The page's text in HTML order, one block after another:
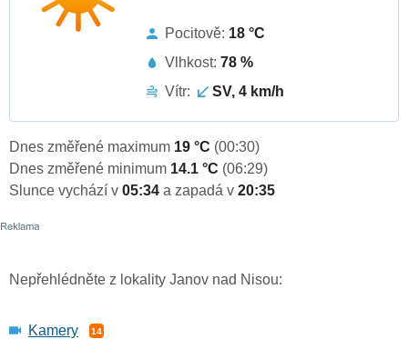
Pocitově: 18 °C
Vlhkost: 78 %
Vítr:
SV, 4 km/h
Dnes změřené maximum 19 °C (00:30)
Dnes změřené minimum 14.1 °C (06:29)
Slunce vychází v 05:34 a zapadá v 20:35
Nepřehlédněte z lokality Janov nad Nisou:
Kamery 14